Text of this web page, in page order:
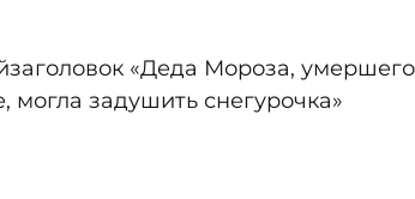
«Деда Мороза,
могла задушить снегурочка»